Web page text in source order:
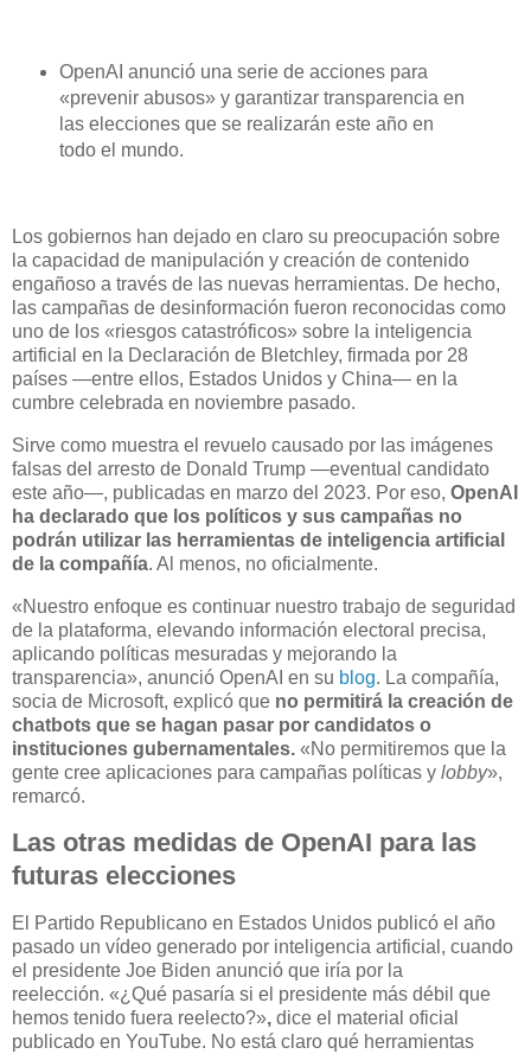
OpenAI anunció una serie de acciones para
«prevenir abusos» y garantizar transparencia en
las elecciones que se realizarán este año en
todo el mundo.
Los gobiernos han dejado en claro su preocupación sobre
la capacidad de manipulación y creación de contenido
engañoso a través de las nuevas herramientas. De hecho,
las campañas de desinformación fueron reconocidas como
uno de los «riesgos catastróficos» sobre la inteligencia
artificial en la Declaración de Bletchley, firmada por 28
países —entre ellos, Estados Unidos y China— en la
cumbre celebrada en noviembre pasado.
Sirve como muestra el revuelo causado por las imágenes
falsas del arresto de Donald Trump —eventual candidato
este año—, publicadas en marzo del 2023. Por eso, OpenAI
ha declarado que los políticos y sus campañas no
podrán utilizar las herramientas de inteligencia artificial
de la compañía. Al menos, no oficialmente.
«Nuestro enfoque es continuar nuestro trabajo de seguridad
de la plataforma, elevando información electoral precisa,
aplicando políticas mesuradas y mejorando la
transparencia», anunció OpenAI en su blog. La compañía,
socia de Microsoft, explicó que no permitirá la creación de
chatbots que se hagan pasar por candidatos o
instituciones gubernamentales. «No permitiremos que la
gente cree aplicaciones para campañas políticas y lobby»,
remarcó.
Las otras medidas de OpenAI para las
futuras elecciones
El Partido Republicano en Estados Unidos publicó el año
pasado un vídeo generado por inteligencia artificial, cuando
el presidente Joe Biden anunció que iría por la
reelección. «¿Qué pasaría si el presidente más débil que
hemos tenido fuera reelecto?», dice el material oficial
publicado en YouTube. No está claro qué herramientas